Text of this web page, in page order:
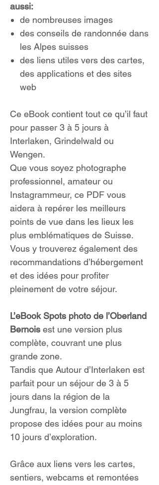
aussi:
de nombreuses images
des conseils de randonnée dans
les Alpes suisses
des liens utiles vers des cartes,
des applications et des sites
web
Ce eBook contient tout ce qu’il faut
pour passer 3 à 5 jours à
Interlaken, Grindelwald ou
Wengen.
Que vous soyez photographe
professionnel, amateur ou
Instagrammeur, ce PDF vous
aidera à repérer les meilleurs
points de vue dans les lieux les
plus emblématiques de Suisse.
Vous y trouverez également des
recommandations d’hébergement
et des idées pour profiter
pleinement de votre séjour.
L’eBook Spots photo de l’Oberland
Bernois est une version plus
complète, couvrant une plus
grande zone.
Tandis que Autour d’Interlaken est
parfait pour un séjour de 3 à 5
jours dans la région de la
Jungfrau, la version complète
propose des idées pour au moins
10 jours d’exploration.
Grâce aux liens vers les cartes,
sentiers, webcams et remontées